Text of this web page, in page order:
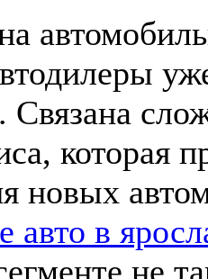
Связана
которая
новых
авто в
не